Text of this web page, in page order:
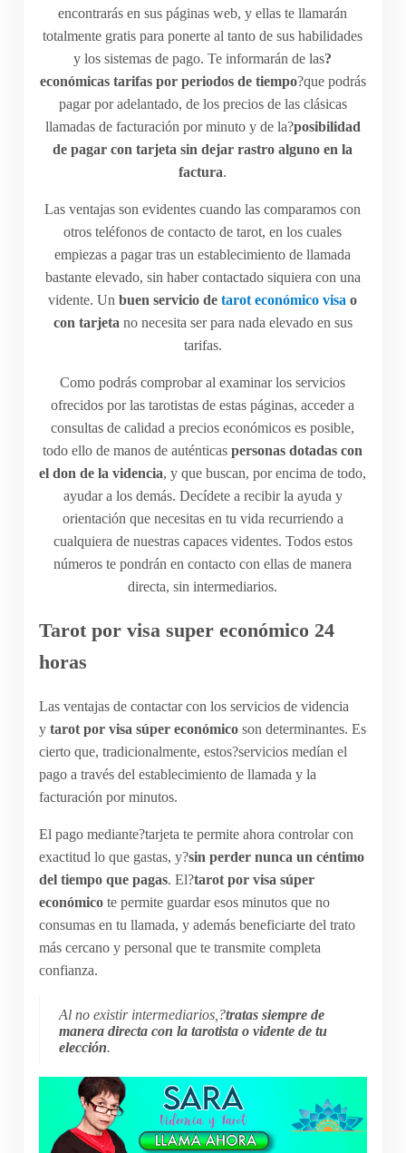
encontrarás en sus páginas web, y ellas te llamarán
totalmente gratis para ponerte al tanto de sus habilidades
y los sistemas de pago. Te informarán de las?
económicas tarifas por periodos de tiempo?que podrás
pagar por adelantado, de los precios de las clásicas
llamadas de facturación por minuto y de la?posibilidad
de pagar con tarjeta sin dejar rastro alguno en la
factura.
Las ventajas son evidentes cuando las comparamos con
otros teléfonos de contacto de tarot, en los cuales
empiezas a pagar tras un establecimiento de llamada
bastante elevado, sin haber contactado siquiera con una
vidente. Un buen servicio detarot económico visa o
con tarjeta no necesita ser para nada elevado en sus
tarifas.
Como podrás comprobar al examinar los servicios
ofrecidos por las tarotistas de estas páginas, acceder a
consultas de calidad a precios económicos es posible,
todo ello de manos de auténticaspersonas dotadas con
el don de la videncia, y que buscan, por encima de todo,
ayudar a los demás. Decídete a recibir la ayuda y
orientación que necesitas en tu vida recurriendo a
cualquiera de nuestras capaces videntes. Todos estos
números te pondrán en contacto con ellas de manera
directa, sin intermediarios.
Tarot por visa super económico 24
horas
Las ventajas de contactar con los servicios de videncia
ytarot por visa súper económicoson determinantes. Es
cierto que, tradicionalmente, estos?servicios medían el
pago a través del establecimiento de llamada y la
facturación por minutos.
El pago mediante?tarjeta te permite ahora controlar con
exactitud lo que gastas, y?sin perder nunca un céntimo
del tiempo que pagas. El?tarot por visa súper
económicote permite guardar esos minutos que no
consumas en tu llamada, y además beneficiarte del trato
más cercano y personal que te transmite completa
confianza.
Al no existir intermediarios,?tratas siempre de
manera directa con la tarotista o vidente de tu
elección.